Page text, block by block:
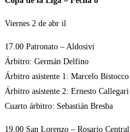
Viernes 2 de abr il
17.00 Patronato – Aldosivi
Árbitro: Germán Delfino
Árbitro asistente 1: Marcelo Bistocco
Árbitro asistente 2: Ernesto Callegari
Cuarto árbitro: Sebastián Bresba
19.00 San Lorenzo – Rosario Central